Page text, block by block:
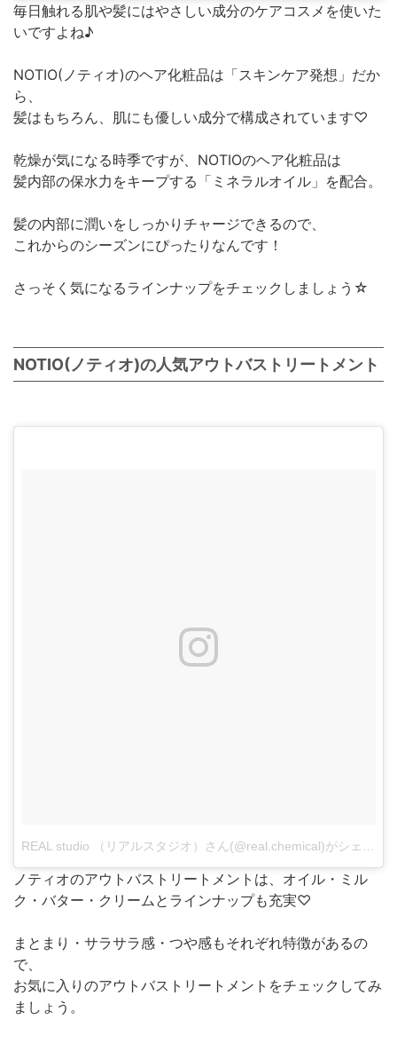
毎日触れる肌や髪にはやさしい成分のケアコスメを使いた
いですよね♪
NOTIO(ノティオ)のヘア化粧品は「スキンケア発想」だか
ら、
髪はもちろん、肌にも優しい成分で構成されています♡
乾燥が気になる時季ですが、NOTIOのヘア化粧品は
髪内部の保水力をキープする「ミネラルオイル」を配合。
髪の内部に潤いをしっかりチャージできるので、
これからのシーズンにぴったりなんです！
さっそく気になるラインナップをチェックしましょう☆
NOTIO(ノティオ)の人気アウトバストリートメント
REAL studio （リアルスタジオ）さん(@real.chemical)がシェアした投稿
ノティオのアウトバストリートメントは、オイル・ミル
ク・バター・クリームとラインナップも充実♡
まとまり・サラサラ感・つや感もそれぞれ特徴があるの
で、
お気に入りのアウトバストリートメントをチェックしてみ
ましょう。